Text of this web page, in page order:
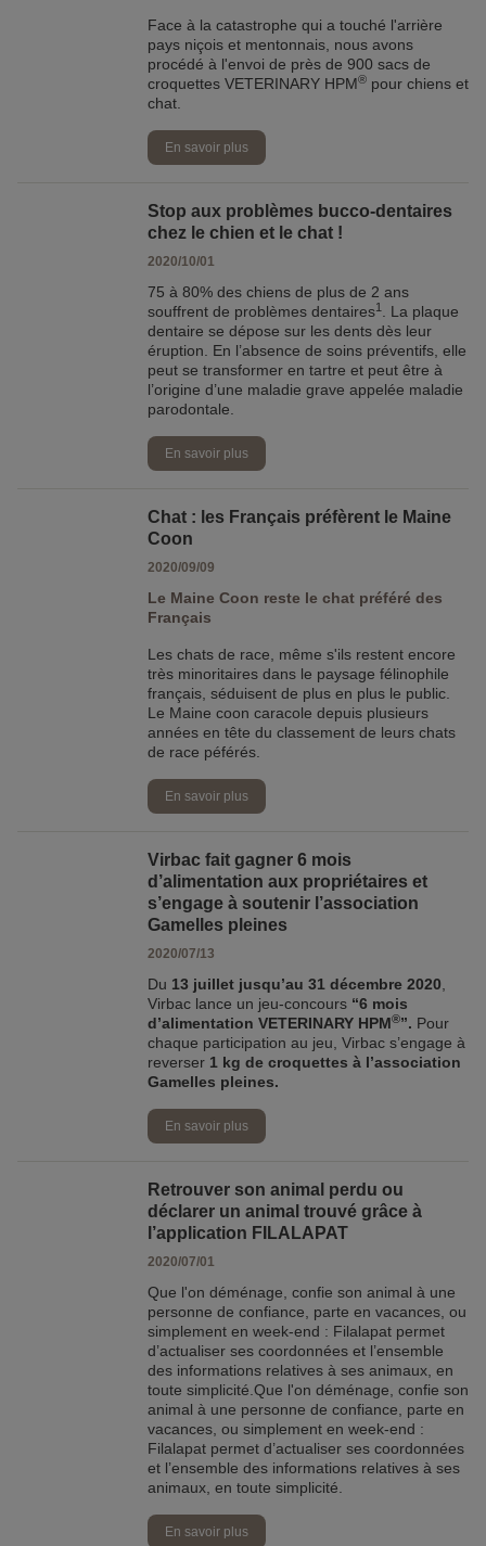
Face à la catastrophe qui a touché l'arrière
pays niçois et mentonnais, nous avons
procédé à l'envoi de près de 900 sacs de
croquettes VETERINARY HPM® pour chiens et
chat.
En savoir plus
Stop aux problèmes bucco-dentaires
chez le chien et le chat !
2020/10/01
75 à 80% des chiens de plus de 2 ans
souffrent de problèmes dentaires1
. La plaque
dentaire se dépose sur les dents dès leur
éruption. En l’absence de soins préventifs, elle
peut se transformer en tartre et peut être à
l’origine d’une maladie grave appelée maladie
parodontale.
En savoir plus
Chat : les Français préfèrent le Maine
Coon
2020/09/09
Le Maine Coon reste le chat préféré des
Français
Les chats de race, même s'ils restent encore
très minoritaires dans le paysage félinophile
français, séduisent de plus en plus le public.
Le Maine coon caracole depuis plusieurs
années en tête du classement de leurs chats
de race péférés.
En savoir plus
Virbac fait gagner 6 mois
d’alimentation aux propriétaires et
s’engage à soutenir l’association
Gamelles pleines
2020/07/13
Du 13 juillet jusqu’au 31 décembre 2020
Virbac lance un jeu-concours “6 mois
d’alimentation VETERINARY HPM®”. Pour
chaque participation au jeu, Virbac s’engage à
reverser 1 kg de croquettes à l’association
Gamelles pleines.
En savoir plus
Retrouver son animal perdu ou
déclarer un animal trouvé grâce à
l’application FILALAPAT
2020/07/01
Que l'on déménage, confie son animal à une
personne de confiance, parte en vacances, ou
simplement en week-end : Filalapat permet
d’actualiser ses coordonnées et l’ensemble
des informations relatives à ses animaux, en
toute simplicité.Que l'on déménage, confie son
animal à une personne de confiance, parte en
vacances, ou simplement en week-end :
Filalapat permet d’actualiser ses coordonnées
et l’ensemble des informations relatives à ses
animaux, en toute simplicité.
En savoir plus